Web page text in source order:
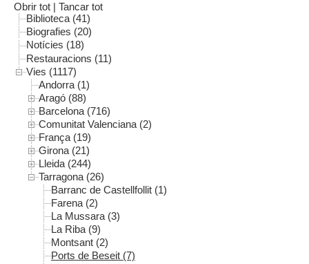
Obrir tot | Tancar tot
Biblioteca (41)
Biografies (20)
Notícies (18)
Restauracions (11)
Vies (1117)
Andorra (1)
Aragó (88)
Barcelona (716)
Comunitat Valenciana (2)
França (19)
Girona (21)
Lleida (244)
Tarragona (26)
Barranc de Castellfollit (1)
Farena (2)
La Mussara (3)
La Riba (9)
Montsant (2)
Ports de Beseit (7)